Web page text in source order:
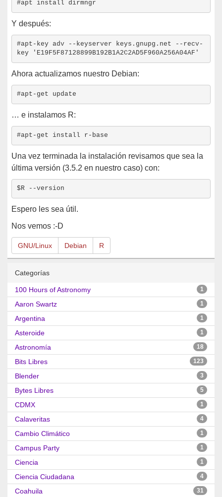
Y después:
#apt-key adv --keyserver keys.gnupg.net --recv-
Ahora actualizamos nuestro Debian:
… e instalamos R:
Una vez terminada la instalación revisamos que sea la
última versión (3.5.2 en nuestro caso) con:
Espero les sea útil.
Nos vemos :-D
GNU/Linux Debian R
Categorías
100 Hours of Astronomy 1
Aaron Swartz 1
Argentina 1
Asteroide 1
Astronomía 18
Bits Libres 123
Blender 3
Bytes Libres 5
CDMX 1
Calaveritas 4
Cambio Climático 1
Campus Party 1
Ciencia 1
Ciencia Ciudadana 4
Coahuila 31